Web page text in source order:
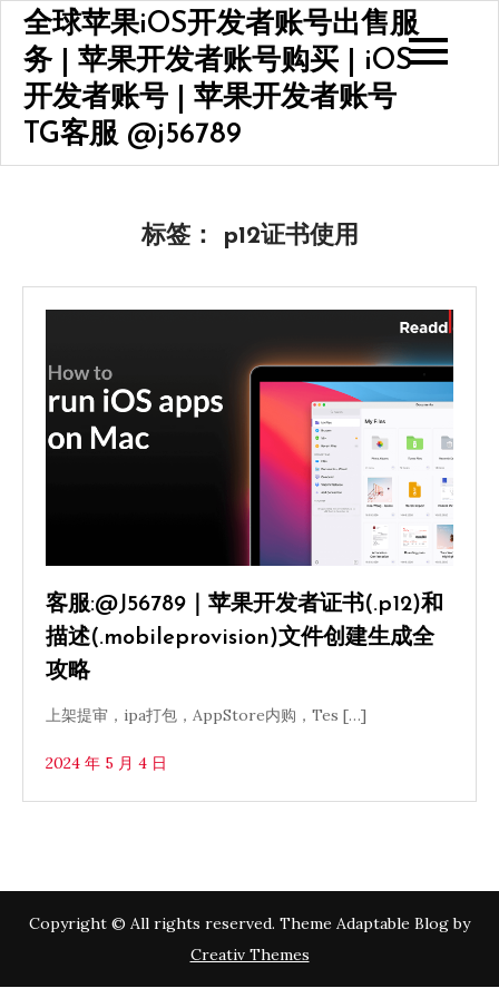
Skip
content
全球苹果iOS开发者账号出售服
务 | 苹果开发者账号购买 | iOS
开发者账号 | 苹果开发者账号
TG客服 @j56789
标签： p12证书使用
客服:@J56789｜苹果开发者证书(.p12)和
描述(.mobileprovision)文件创建生成全
攻略
上架提审，ipa打包，AppStore内购，Tes […]
2024 年 5 月 4 日
Copyright © All rights reserved. Theme Adaptable Blog by
Creativ Themes